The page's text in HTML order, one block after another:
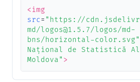
<img
src= "https://
md/logos@1.5.7/logos/md-
bns/horizontal-color.svg"
Național de Statistică
Moldova" >